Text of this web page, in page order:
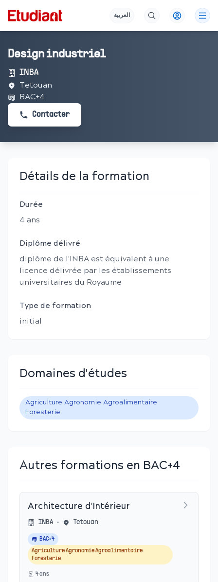
العربية
Design industriel
INBA
Tetouan
BAC+4
Contacter
Détails de la formation
Durée
4 ans
Diplôme délivré
diplôme de l'INBA est équivalent à une
licence délivrée par les établissements
universitaires du Royaume
Type de formation
initial
Domaines d'études
Agriculture Agronomie Agroalimentaire
Foresterie
Autres formations en BAC+4
Architecture d'Intérieur
INBA • Tetouan
BAC+4
Agriculture Agronomie Agroalimentaire
Foresterie
4ans